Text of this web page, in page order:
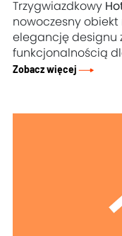
Trzygwiazdkowy
nowoczesny obiekt
elegancję designu
funkcjonalnością
Zobacz więcej